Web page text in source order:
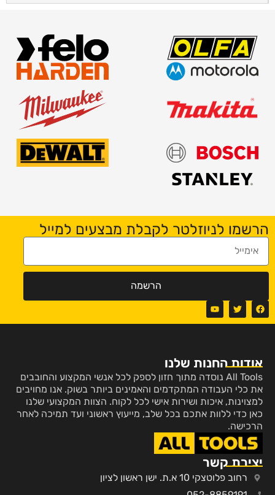
הרשמו לניוזלטר לקבלת מבצעים למייל
הרשמה
אודות החנות שלנו
All Tools נוסדה מתוך חזון לספק לכל אנשי המקצוע והחובבים
את כלי העבודה המתקדמים והאמינים ביותר בשוק. אנו מחויבים
למצוינות, איכות ושירות אישי לכל לקוח. הצוות המקצועי שלנו
כאן כדי ללוות אתכם בכל שלב, מייעוץ ראשוני ועד תמיכה לאחר
הרכישה.
יצירת קשר
רחוב פלוטצקי 10 א.ת. ישן ראשון לציון